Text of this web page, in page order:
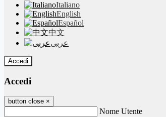
Italiano
English
Español
中文
عربى
Accedi
Accedi
button close ×
Nome Utente